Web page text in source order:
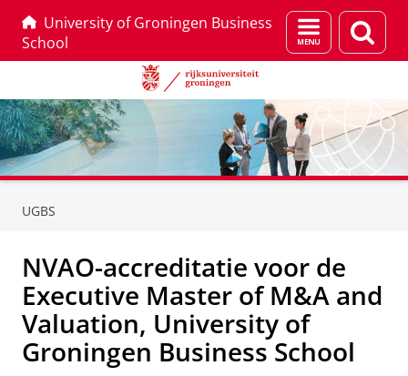
University of Groningen Business
School
Menu
en
UGBS
NVAO-accreditatie voor de
Executive Master of M&A and
Valuation, University of
Groningen Business School